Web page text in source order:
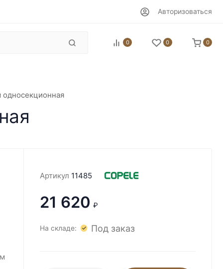
Авторизоваться
0 0 0
односекционная
Артикул 11485
21 620 ₽
На складе: Под заказ